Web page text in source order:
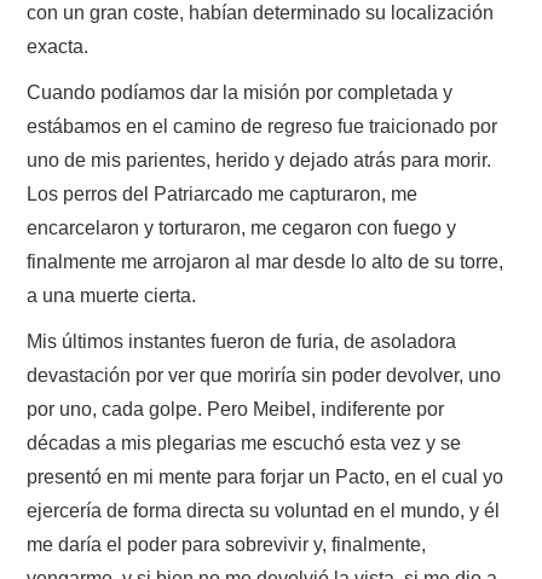
con un gran coste, habían determinado su localización
exacta.
Cuando podíamos dar la misión por completada y
estábamos en el camino de regreso fue traicionado por
uno de mis parientes, herido y dejado atrás para morir.
Los perros del Patriarcado me capturaron, me
encarcelaron y torturaron, me cegaron con fuego y
finalmente me arrojaron al mar desde lo alto de su torre,
a una muerte cierta.
Mis últimos instantes fueron de furia, de asoladora
devastación por ver que moriría sin poder devolver, uno
por uno, cada golpe. Pero Meibel, indiferente por
décadas a mis plegarias me escuchó esta vez y se
presentó en mi mente para forjar un Pacto, en el cual yo
ejercería de forma directa su voluntad en el mundo, y él
me daría el poder para sobrevivir y, finalmente,